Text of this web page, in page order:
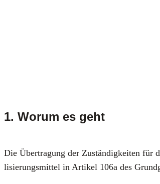
1. Worum es geht
Die Über­tra­gung der Zustän­dig­kei­ten für
li­sie­rungs­mit­tel in Arti­kel 106a des